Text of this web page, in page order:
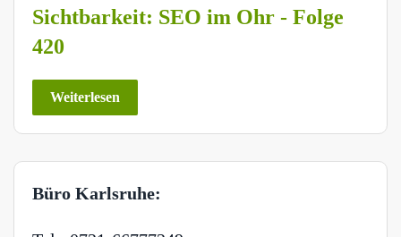
Sichtbarkeit: SEO im Ohr - Folge
420
Weiterlesen
Büro Karlsruhe: